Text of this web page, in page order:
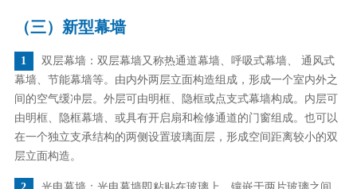
（三）新型幕墙
1
双层幕墙：双层幕墙又称热通道幕墙、呼吸式幕墙、 通风式
幕墙、节能幕墙等。由内外两层立面构造组成，形成一个室内外之
间的空气缓冲层。外层可由明框、隐框或点支式幕墙构成。内层可
由明框、隐框幕墙、或具有开启扇和检修通道的门窗组成。也可以
在一个独立支承结构的两侧设置玻璃面层，形成空间距离较小的双
层立面构造。